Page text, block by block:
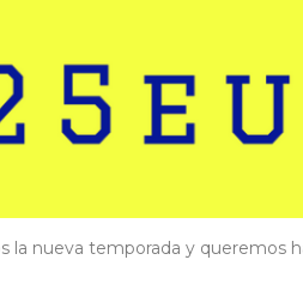
la nueva temporada y queremos